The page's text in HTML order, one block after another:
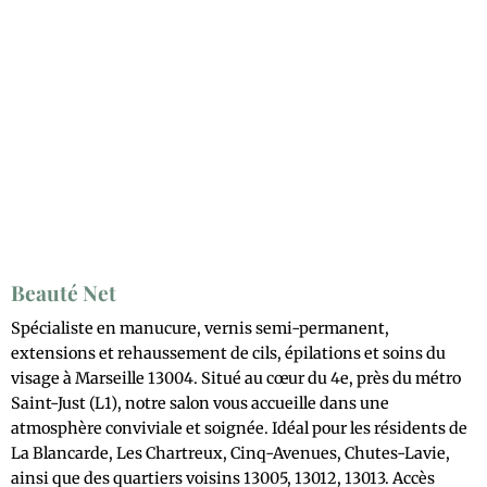
Beauté Net
Spécialiste en manucure, vernis semi-permanent,
extensions et rehaussement de cils, épilations et soins du
visage à Marseille 13004. Situé au cœur du 4e, près du métro
Saint-Just (L1), notre salon vous accueille dans une
atmosphère conviviale et soignée. Idéal pour les résidents de
La Blancarde, Les Chartreux, Cinq-Avenues, Chutes-Lavie,
ainsi que des quartiers voisins 13005, 13012, 13013. Accès